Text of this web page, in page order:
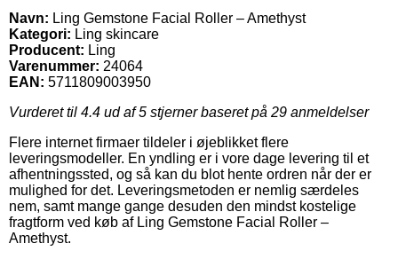
Navn: Ling Gemstone Facial Roller – Amethyst
Kategori: Ling skincare
Producent: Ling
Varenummer: 24064
EAN: 5711809003950
Vurderet til 4.4 ud af 5 stjerner baseret på 29 anmeldelser
Flere internet firmaer tildeler i øjeblikket flere
leveringsmodeller. En yndling er i vore dage levering til et
afhentningssted, og så kan du blot hente ordren når der er
mulighed for det. Leveringsmetoden er nemlig særdeles
nem, samt mange gange desuden den mindst kostelige
fragtform ved køb af Ling Gemstone Facial Roller –
Amethyst.